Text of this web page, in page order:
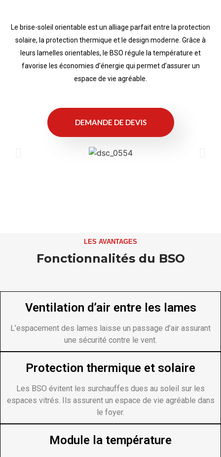
Le brise-soleil orientable est un alliage parfait entre la protection
solaire, la protection thermique et le design moderne. Grâce à
leurs lamelles orientables, le BSO régule la température et
favorise les économies d’énergie qui permet d’assurer un
espace de vie agréable.
DEMANDE DE DEVIS
LES AVANTAGES
Fonctionnalités du BSO
Ventilation d’air entre les lames
L’espacement des lames laisse un passage d’air assurant
une sécurité contre le vent.
Protection thermique et solaire
Les BSO évitent les surchauffes dues au soleil sur les
espaces vitrés. Ils assurent un espace de vie agréable dans
le foyer.
Module la température